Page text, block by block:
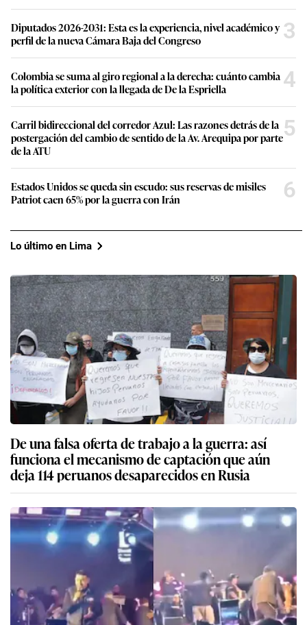
Diputados 2026-2031: Esta es la experiencia, nivel académico y
perfil de la nueva Cámara Baja del Congreso
3
Colombia se suma al giro regional a la derecha: cuánto cambia
la política exterior con la llegada de De la Espriella
4
Carril bidireccional del corredor Azul: Las razones detrás de la
postergación del cambio de sentido de la Av. Arequipa por parte
de la ATU
5
Estados Unidos se queda sin escudo: sus reservas de misiles
Patriot caen 65% por la guerra con Irán
6
Lo último en Lima
De una falsa oferta de trabajo a la guerra: así
funciona el mecanismo de captación que aún
deja 114 peruanos desaparecidos en Rusia